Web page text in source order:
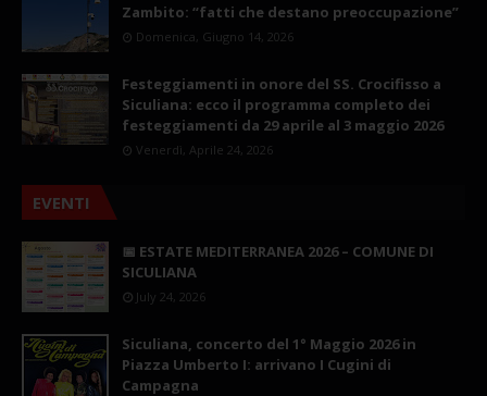
Zambito: “fatti che destano preoccupazione”
Domenica, Giugno 14, 2026
Festeggiamenti in onore del SS. Crocifisso a
Siculiana: ecco il programma completo dei
festeggiamenti da 29 aprile al 3 maggio 2026
Venerdì, Aprile 24, 2026
EVENTI
📅 ESTATE MEDITERRANEA 2026 – COMUNE DI
SICULIANA
July 24, 2026
Siculiana, concerto del 1° Maggio 2026 in
Piazza Umberto I: arrivano I Cugini di
Campagna